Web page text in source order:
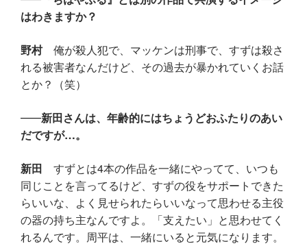
はわきますか？
野村俺が殺人犯で、マッケンは刑事で、すずは殺さ
れる被害者なんだけど、その過去が暴かれていくお話
とか？（笑）
新田さんは、年齢的にはちょうどおふたりのあい
だですが…。
新田 すずとは4本の作品を一緒にやってて、いつも
同じことを言ってるけど、すずの役をサポートできた
らいいな、よく見せられたらいいなって思わせる主役
の器の持ち主なんですよ。「支えたい」と思わせてく
れるんです。周平は、一緒にいると元気になります。